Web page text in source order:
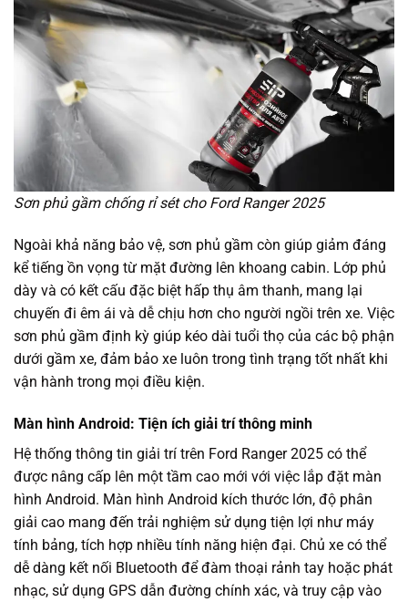
Sơn phủ gầm chống rỉ sét cho Ford Ranger 2025
Ngoài khả năng bảo vệ, sơn phủ gầm còn giúp giảm đáng
kể tiếng ồn vọng từ mặt đường lên khoang cabin. Lớp phủ
dày và có kết cấu đặc biệt hấp thụ âm thanh, mang lại
chuyến đi êm ái và dễ chịu hơn cho người ngồi trên xe. Việc
sơn phủ gầm định kỳ giúp kéo dài tuổi thọ của các bộ phận
dưới gầm xe, đảm bảo xe luôn trong tình trạng tốt nhất khi
vận hành trong mọi điều kiện.
Màn hình Android: Tiện ích giải trí thông minh
Hệ thống thông tin giải trí trên Ford Ranger 2025 có thể
được nâng cấp lên một tầm cao mới với việc lắp đặt màn
hình Android. Màn hình Android kích thước lớn, độ phân
giải cao mang đến trải nghiệm sử dụng tiện lợi như máy
tính bảng, tích hợp nhiều tính năng hiện đại. Chủ xe có thể
dễ dàng kết nối Bluetooth để đàm thoại rảnh tay hoặc phát
nhạc, sử dụng GPS dẫn đường chính xác, và truy cập vào